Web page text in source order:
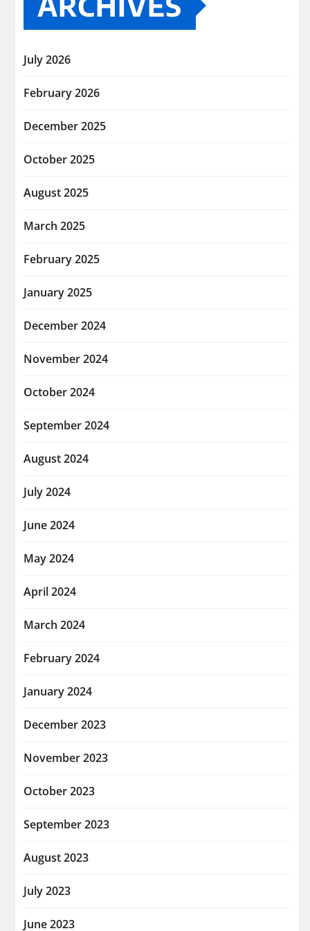
July 2026
February 2026
December 2025
October 2025
August 2025
March 2025
February 2025
January 2025
December 2024
November 2024
October 2024
September 2024
August 2024
July 2024
June 2024
May 2024
April 2024
March 2024
February 2024
January 2024
December 2023
November 2023
October 2023
September 2023
August 2023
July 2023
June 2023